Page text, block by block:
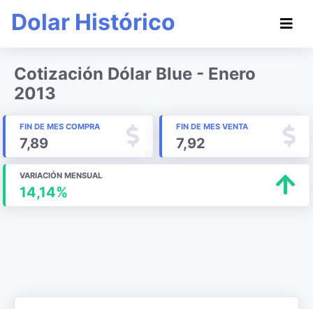
Dolar Histórico
Cotización Dólar Blue - Enero
2013
FIN DE MES COMPRA
7,89
FIN DE MES VENTA
7,92
VARIACIÓN MENSUAL
14,14%